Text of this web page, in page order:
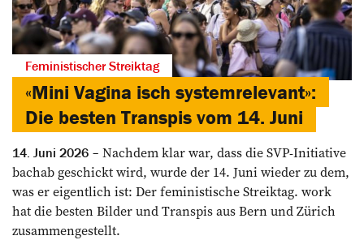
Feministischer Streiktag
«Mini Vagina isch systemrelevant»:
Die besten Transpis vom 14. Juni
14. Juni 2026
Nachdem klar war, dass die SVP-Initiative
bachab geschickt wird, wurde der 14. Juni wieder zu dem,
was er eigentlich ist: Der feministische Streiktag. work
hat die besten Bilder und Transpis aus Bern und Zürich
zusammengestellt.